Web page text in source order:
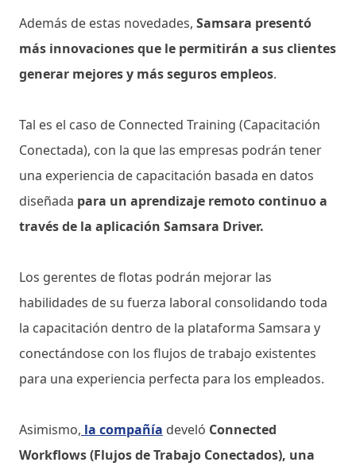
Además de estas novedades, Samsara presentó
más innovaciones que le permitirán a sus clientes
generar mejores y más seguros empleos.
Tal es el caso de Connected Training (Capacitación
Conectada), con la que las empresas podrán tener
una experiencia de capacitación basada en datos
diseñada para un aprendizaje remoto continuo a
través de la aplicación Samsara Driver.
Los gerentes de flotas podrán mejorar las
habilidades de su fuerza laboral consolidando toda
la capacitación dentro de la plataforma Samsara y
conectándose con los flujos de trabajo existentes
para una experiencia perfecta para los empleados.
Asimismo, la compañía develó Connected
Workflows (Flujos de Trabajo Conectados), una